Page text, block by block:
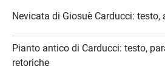
Nevicata di Giosuè Carducci:
Pianto antico di Carducci: testo,
retoriche